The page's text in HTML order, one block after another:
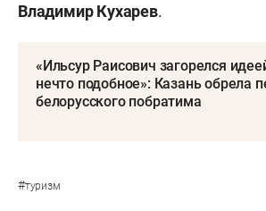
Владимир Кухарев.
«Ильсур Раисович загорелся
нечто подобное»: Казань обрела
белорусского побратима
#туризм